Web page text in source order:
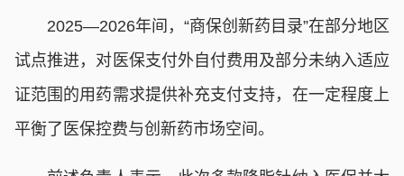
2025—2026年间，“商保创新药目录”在部分地区
试点推进，对医保支付外自付费用及部分未纳入适应
证范围的用药需求提供补充支付支持，在一定程度上
平衡了医保控费与创新药市场空间。